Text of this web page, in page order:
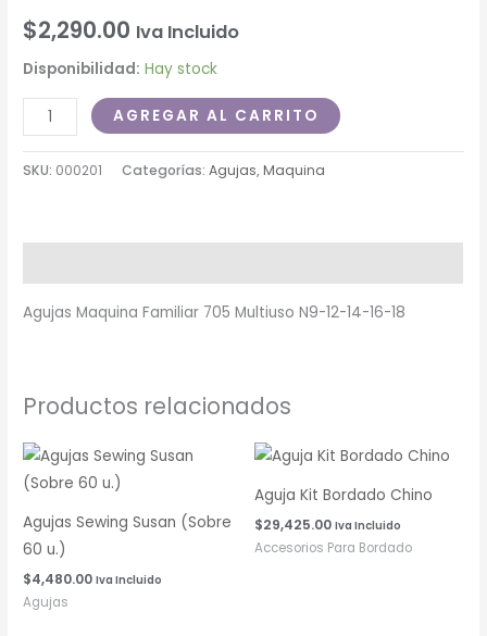
$2,290.00 Iva Incluido
Disponibilidad: Hay stock
18
cantidad
AGREGAR AL CARRITO
SKU: 000201 Categorías:Agujas,Maquina
Agujas Maquina Familiar 705 Multiuso N9-12-14-16-18
Productos relacionados
Agujas Sewing Susan (Sobre
60 u.)
$4,480.00 Iva Incluido
Agujas
Aguja Kit Bordado Chino
$29,425.00 Iva Incluido
Accesorios Para Bordado